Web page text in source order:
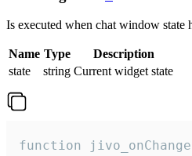
Is executed when chat window state
Name Type
Description
state
string Current widget state
function